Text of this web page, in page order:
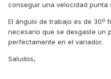
conseguir una velocidad punta
El ángulo de trabajo es de 30º
necesario que se desgaste un
perfectamente en el variador.
Saludos,